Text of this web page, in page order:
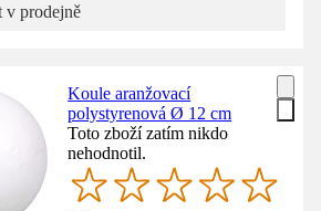
v prodejně
Koule aranžovací
polystyrenová Ø 12 cm
Toto zboží zatím nikdo
nehodnotil.